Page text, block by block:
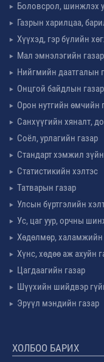
Боловсрол, шинжлэх
Газрын харилцаа,
Хүүхэд, гэр бүлийн
Мал эмнэлэгийн газар
Нийгмийн даатгалын
Онцгой байдлын газар
Орон нутгийн өмчийн
Санхүүгийн хяналт,
Соёл, урлагийн газар
Стандарт хэмжил
Статистикийн хэлтэс
Татварын газар
Улсын бүртгэлийн
Ус, цаг уур, орчны
Хөдөлмөр, халамжийн
Хүнс, хөдөө аж ахуйн
Цагдаагийн газар
Шүүхийн шийдвэр
Эрүүл мэндийн газар
ХОЛБОО БАРИХ